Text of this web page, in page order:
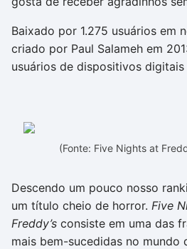
Baixado por 1.275 usuários em
criado por Paul Salameh em
usuários de dispositivos
(Fonte: Five Nights at
Descendo um pouco nosso
um título cheio de horror. Five
Freddy’s consiste em uma das
mais bem-sucedidas no mundo